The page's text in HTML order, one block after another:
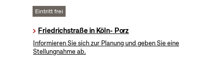
Eintritt frei
Friedrichstraße in Köln- Porz
Informieren Sie sich zur Planung und geben Sie eine
Stellungnahme ab.